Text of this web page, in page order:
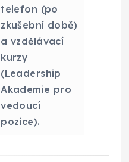
telefon (po
zkušební době)
a vzdělávací
kurzy
(Leadership
Akademie pro
vedoucí
pozice).